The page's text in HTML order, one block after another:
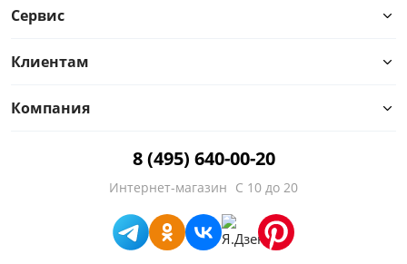
от
Сервис
Клиентам
Компания
8 (495) 640-00-20
Интернет-магазин С 10 до 20